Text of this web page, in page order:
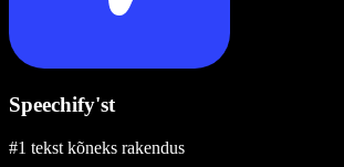
Speechify'st
#1 tekst kõneks rakendus